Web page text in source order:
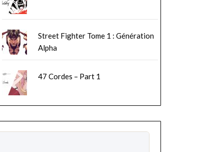
Street Fighter Tome 1 : Génération
Alpha
47 Cordes – Part 1